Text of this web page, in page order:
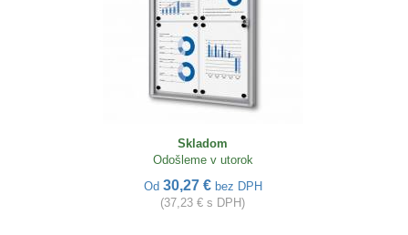
Skladom
Odošleme v utorok
Od 30,27 € bez DPH
(37,23 € s DPH)